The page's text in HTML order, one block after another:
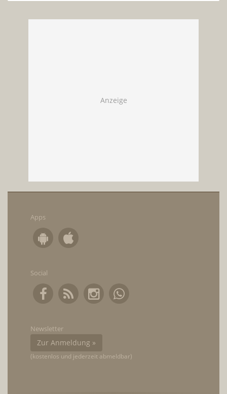
Apps
Social
Newsletter
Zur Anmeldung »
(kostenlos und jederzeit abmeldbar)